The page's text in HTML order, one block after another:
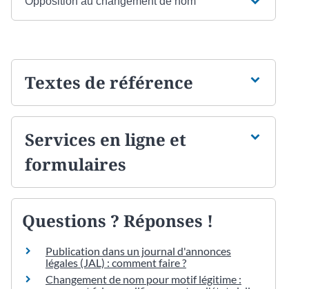
Textes de référence
Services en ligne et
formulaires
Questions ? Réponses !
Publication dans un journal d'annonces
légales (JAL) : comment faire ?
Changement de nom pour motif légitime :